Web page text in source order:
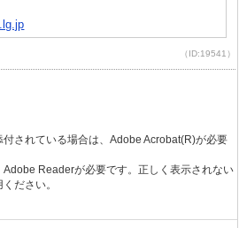
（ID:19541）
されている場合は、Adobe Acrobat(R)が必要
Adobe Readerが必要です。正しく表示されない
ださい。